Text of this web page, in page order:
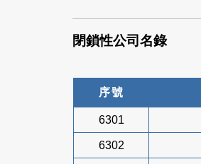
閉鎖性公司名錄
序號
6301
6302